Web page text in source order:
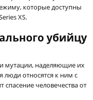
которые доступны
XS.
убийцу
мутации, наделяющие их
люди относятся к ним с
спасение человечества от